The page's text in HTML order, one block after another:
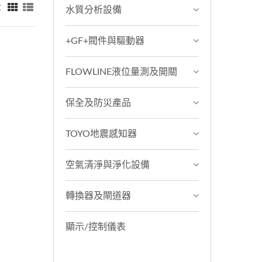
水質分析設備
+GF+閥件與驅動器
FLOWLINE液位量測及開關
保全及防災產品
TOYO地震感知器
空氣清淨與淨化設備
轉換器及閘道器
顯示/控制儀表